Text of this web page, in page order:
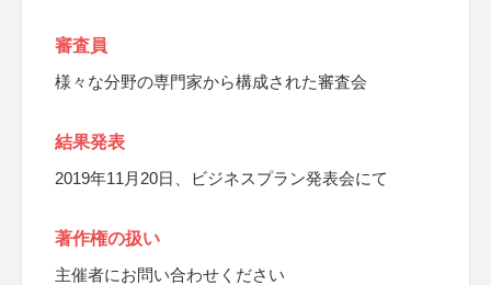
審査員
様々な分野の専門家から構成された審査会
結果発表
2019年11月20日、ビジネスプラン発表会にて
著作権の扱い
主催者にお問い合わせください